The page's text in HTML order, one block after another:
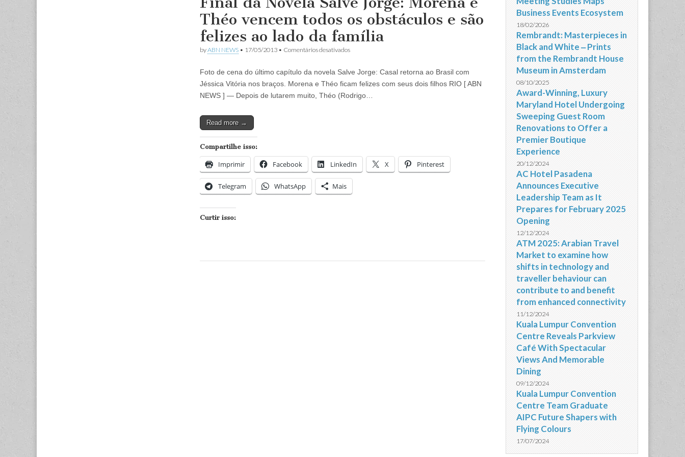
Théo vencem todos os obstáculos e são
felizes ao lado da família
byABN NEWS • 17/05/2013 • Comentários desativadosem
Novela
Salve
Morena
e
são
felizes
ao
da
Foto de cena do último capítulo da novela Salve Jorge: Casal retorna ao Brasil com
Jéssica Vitória nos braços. Morena e Théo ficam felizes com seus dois filhos RIO [ ABN
NEWS ] — Depois de lutarem muito, Théo (Rodrigo…
Read more →
Compartilhe isso:
Imprimir Facebook LinkedIn X Pinterest
Telegram WhatsApp Mais
Curtir isso:
Business Events Ecosystem
18/02/2026
Rembrandt: Masterpieces in
Black and White ‒ Prints
from the Rembrandt House
Museum in Amsterdam
08/10/2025
Award-Winning, Luxury
Maryland Hotel Undergoing
Sweeping Guest Room
Renovations to Offer a
Premier Boutique
Experience
20/12/2024
AC Hotel Pasadena
Announces Executive
Leadership Team as It
Prepares for February 2025
Opening
12/12/2024
ATM 2025: Arabian Travel
Market to examine how
shifts in technology and
traveller behaviour can
contribute to and benefit
from enhanced connectivity
11/12/2024
Kuala Lumpur Convention
Centre Reveals Parkview
Café With Spectacular
Views And Memorable
Dining
09/12/2024
Kuala Lumpur Convention
Centre Team Graduate
AIPC Future Shapers with
Flying Colours
17/07/2024